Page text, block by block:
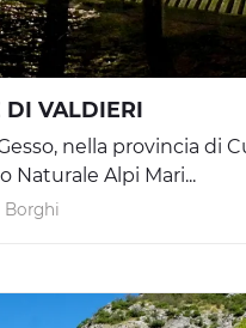
DI VALDIERI
nella provincia di
Naturale Alpi Mari...
Borghi